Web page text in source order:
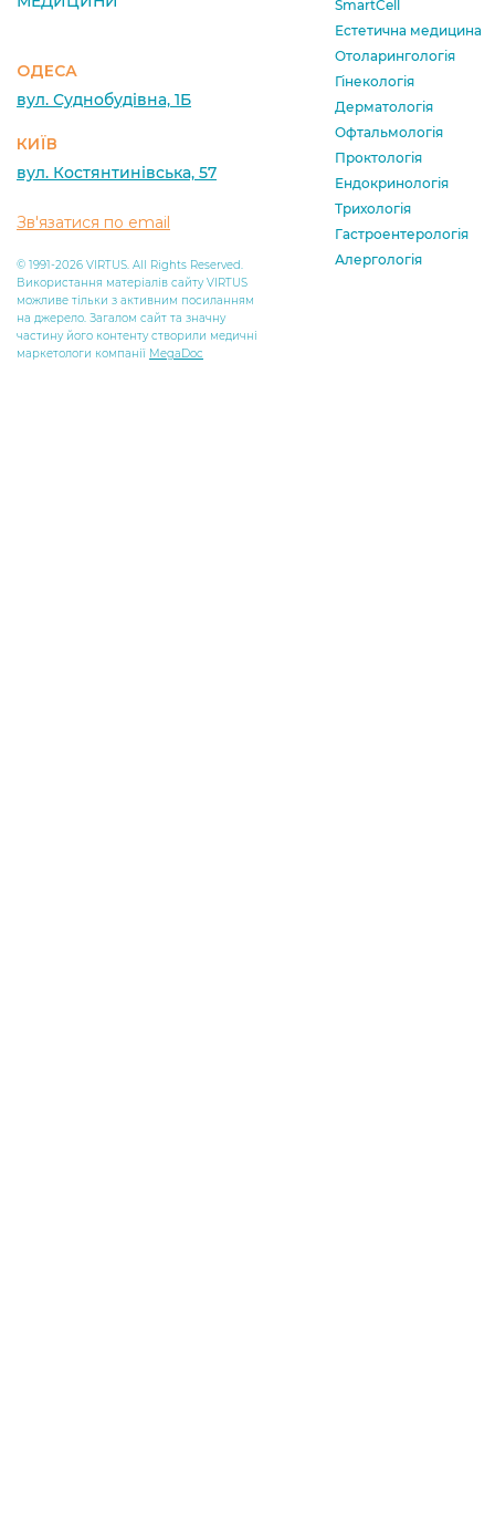
ОДЕСА
вул. Суднобудівна, 1Б
КИЇВ
вул. Костянтинівська, 57
Зв'язатися по email
© 1991-2026 VIRTUS. All Rights Reserved.
Використання матеріалів сайту VIRTUS
можливе тільки з активним посиланням
на джерело. Загалом сайт та значну
частину його контенту створили медичні
маркетологи компанії MegaDoc
SmartCell
Естетична медицина
Отоларингологія
Гінекологія
Дерматологія
Офтальмологія
Проктологія
Ендокринологія
Трихологія
Гастроентерологія
Алергологія